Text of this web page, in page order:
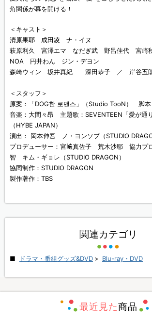
角関係が幕を開ける！
＜キャスト＞
清原果耶 成田凌 ナ・イヌ
萩原利久 宮澤エマ なだぎ武 野呂佳代 宮崎
NOA 円井わん ジン・デヨン
森崎ウィン 坂井真紀 深田恭子 ／ 岸谷五
＜スタッフ＞
原案：「DOG한 로맨스」（Studio TooN） 脚本
音楽：大間々昂 主題歌：SEVENTEEN「愛が通
（HYBE JAPAN）
演出： 岡本伸吾 ノ・ヨンソプ（STUDIO
プロデューサー：宮﨑真佐子 荒木沙耶 協力プ
智 キム・ギョレ（STUDIO DRAGON）
協同制作：STUDIO DRAGON
製作著作：TBS
関連カテゴリ
ドラマ・番組グッズ&DVD > Blu-ray・DVD
最近見た商品